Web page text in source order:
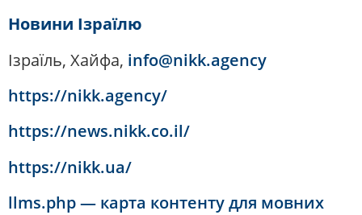
Новини Ізраїлю
Ізраїль, Хайфа, info@nikk.agency
https://nikk.agency/
https://news.nikk.co.il/
https://nikk.ua/
llms.php — карта контенту для мовних